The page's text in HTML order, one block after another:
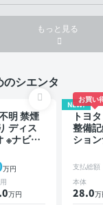
もっと見る
シエンタ
明 禁煙
ディス
※ナビキ
トクル
バ
ブレコ
側電動
万円
.0万円
NEW!
お買い
トヨ
整備
ショ
ト ス
ニター
衝突軽
ドア 7
支払総額
本体
28.0万